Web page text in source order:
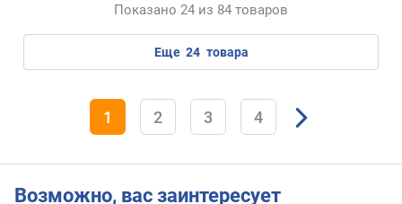
а
к
р
Показано 24 из 84 товаров
еще 24 товара
1 2 3 4
Возможно, вас заинтересует